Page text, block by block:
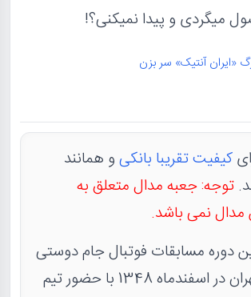
میگردی و پیدا نمیکنی؟!
«ایران آنتیک» سر بزن
کیفیت تقریبا بانکیو همانند
توجه: جعبه مدال متعلق به
مدال نمی باشد.
دوره مسابقات فوتبال جام دوستی
به میزبانی تهران در اسفندماه 1348 با حضور تیم